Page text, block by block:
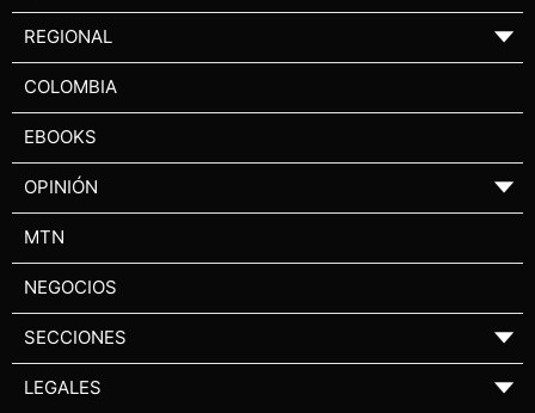
REGIONAL ▼
COLOMBIA
EBOOKS
OPINIÓN ▼
MTN
NEGOCIOS
SECCIONES ▼
LEGALES ▼